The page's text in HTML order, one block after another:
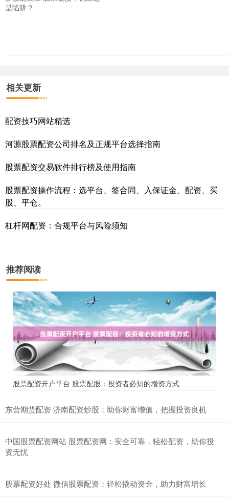
是陷阱？
相关更新
配资技巧网站精选
河源股票配资公司排名及正规平台选择指南
股票配资交易软件排行榜及使用指南
股票配资操作流程：选平台、签合同、入保证金、配资、买
股、平仓。
杠杆网配资：合规平台与风险须知
推荐阅读
股票配资开户平台 股票配股：投资者必知的增资方式
东营期货配资 济南配资炒股：助你财富增值，把握投资良机
中国股票配资网站 股票配资网：安全可靠，轻松配资，助你投
资无忧
股票配资好处 微信股票配资：轻松撬动资金，助力财富增长